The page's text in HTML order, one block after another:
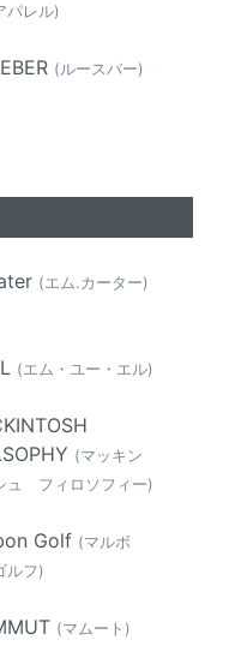
レル)
(ルースバー)
(エム.カーター)
(エム・ユー・エル)
(マッキン
ュ フィロソフィー)
Golf (マルボ
フ)
(マムート)